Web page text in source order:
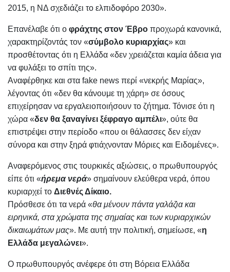
2015, η ΝΔ σχεδιάζει το ελπιδοφόρο 2030».
Επανέλαβε ότι ο φράχτης στον Έβρο προχωρά κανονικά,
χαρακτηρίζοντάς τον «σύμβολο κυριαρχίας» και
προσθέτοντας ότι η Ελλάδα «δεν χρειάζεται καμία άδεια για
να φυλάξει το σπίτι της».
Αναφέρθηκε και στα fake news περί «νεκρής Μαρίας»,
λέγοντας ότι «δεν θα κάνουμε τη χάρη» σε όσους
επιχείρησαν να εργαλειοποιήσουν το ζήτημα. Τόνισε ότι η
χώρα «δεν θα ξαναγίνει ξέφραγο αμπέλι», ούτε θα
επιστρέψει στην περίοδο «που οι θάλασσες δεν είχαν
σύνορα και στην ξηρά φτιάχνονταν Μόριες και Ειδομένες».
Αναφερόμενος στις τουρκικές αξιώσεις, ο πρωθυπουργός
είπε ότι «ήρεμα νερά» σημαίνουν ελεύθερα νερά, όπου
κυριαρχεί το Διεθνές Δίκαιο.
Πρόσθεσε ότι τα νερά «θα μένουν πάντα γαλάζια και
ειρηνικά, στα χρώματα της σημαίας και των κυριαρχικών
δικαιωμάτων μας». Με αυτή την πολιτική, σημείωσε, «η
Ελλάδα μεγαλώνει».
Ο πρωθυπουργός ανέφερε ότι στη Βόρεια Ελλάδα